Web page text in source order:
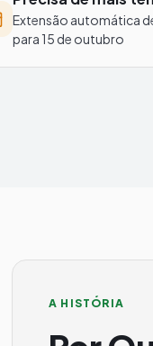
Extensão automática
para 15 de outubro
A HISTÓRIA